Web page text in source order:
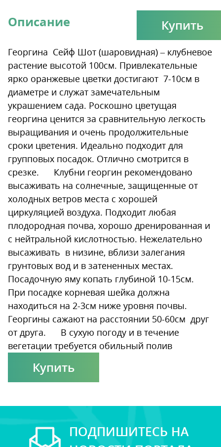
Купить
Описание
Георгина Сейф Шот (шаровидная) – клубневое
растение высотой 100см. Привлекательные
ярко оранжевые цветки достигают 7-10см в
диаметре и служат замечательным
украшением сада. Роскошно цветущая
георгина ценится за сравнительную легкость
выращивания и очень продолжительные
сроки цветения. Идеально подходит для
групповых посадок. Отлично смотрится в
срезке. Клубни георгин рекомендовано
высаживать на солнечные, защищенные от
холодных ветров места с хорошей
циркуляцией воздуха. Подходит любая
плодородная почва, хорошо дренированная и
с нейтральной кислотностью. Нежелательно
высаживать в низине, вблизи залегания
грунтовых вод и в затененных местах.
Посадочную яму копать глубиной 10-15см.
При посадке корневая шейка должна
находиться на 2-3см ниже уровня почвы.
Георгины сажают на расстоянии 50-60см друг
от друга. В сухую погоду и в течение
вегетации требуется обильный полив
Купить
ПОДПИШИТЕСЬ НА